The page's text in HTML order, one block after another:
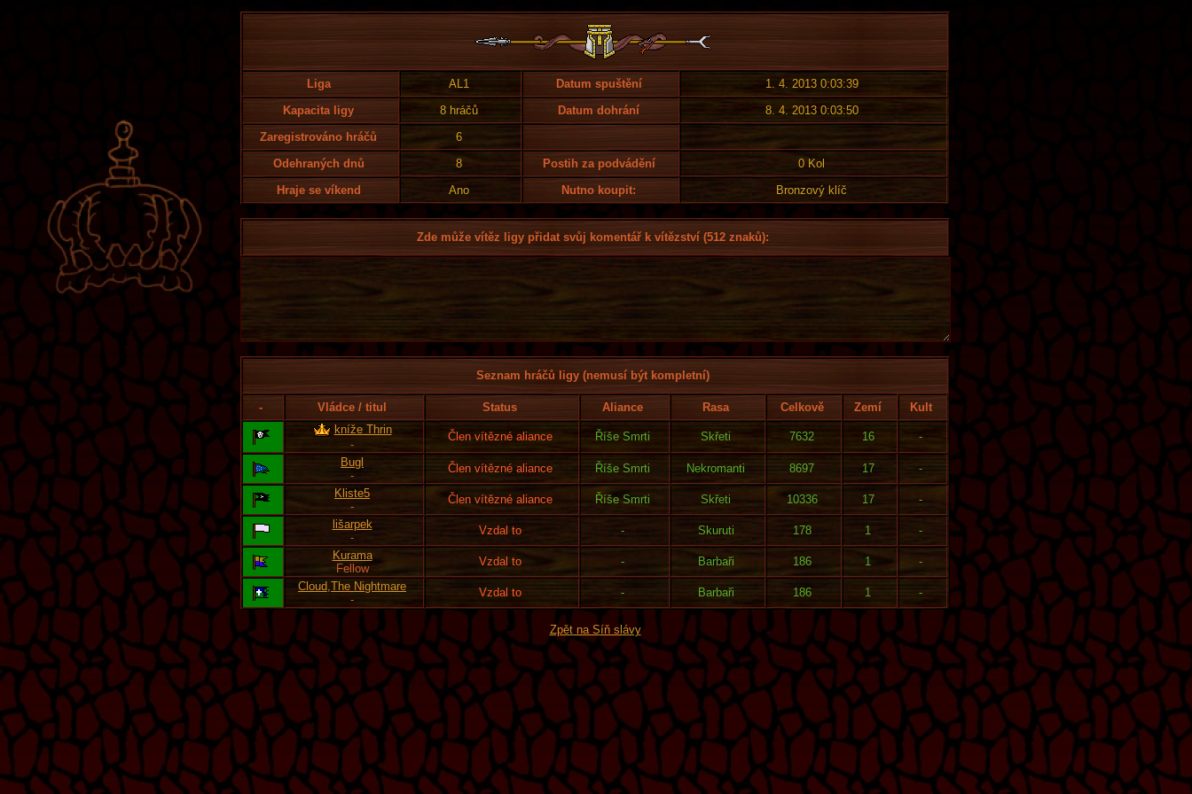
Liga AL1 Datum spuštění
1. 4. 2013 0:03:39
Kapacita ligy
8 hráčů Datum dohrání
8. 4. 2013 0:03:50
Zaregistrováno hráčů
6
Odehraných dnů
8 Postih za podvádění
0 Kol
Hraje se víkend
Ano Nutno koupit: Bronzový klíč
Zde může vítěz ligy přidat svůj komentář k vítězství (512 znaků):
Seznam hráčů ligy (nemusí být kompletní)
- Vládce / titul Status Aliance Rasa Celkově Zemí
Kult
kníže Thrin
-
Člen vítězné aliance Říše Smrti Skřeti 7632 16
-
Bugl
-
Člen vítězné aliance Říše Smrti Nekromanti 8697 17
-
Kliste5
-
Člen vítězné aliance Říše Smrti Skřeti 10336 17
-
lišarpek
-
Vzdal to - Skuruti 178 1
-
Kurama
Fellow
Vzdal to - Barbaři 186 1
-
Cloud,The Nightmare
-
Vzdal to - Barbaři 186 1 -
Zpět na Síň slávy